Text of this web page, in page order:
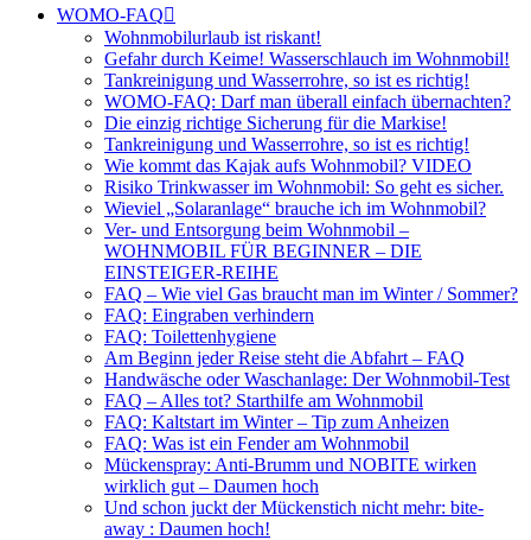
WOMO-FAQ
Wohnmobilurlaub ist riskant!
Gefahr durch Keime! Wasserschlauch im Wohnmobil!
Tankreinigung und Wasserrohre, so ist es richtig!
WOMO-FAQ: Darf man überall einfach übernachten?
Die einzig richtige Sicherung für die Markise!
Tankreinigung und Wasserrohre, so ist es richtig!
Wie kommt das Kajak aufs Wohnmobil? VIDEO
Risiko Trinkwasser im Wohnmobil: So geht es sicher.
Wieviel „Solaranlage“ brauche ich im Wohnmobil?
Ver- und Entsorgung beim Wohnmobil –
WOHNMOBIL FÜR BEGINNER – DIE
EINSTEIGER-REIHE
FAQ – Wie viel Gas braucht man im Winter / Sommer?
FAQ: Eingraben verhindern
FAQ: Toilettenhygiene
Am Beginn jeder Reise steht die Abfahrt – FAQ
Handwäsche oder Waschanlage: Der Wohnmobil-Test
FAQ – Alles tot? Starthilfe am Wohnmobil
FAQ: Kaltstart im Winter – Tip zum Anheizen
FAQ: Was ist ein Fender am Wohnmobil
Mückenspray: Anti-Brumm und NOBITE wirken
wirklich gut – Daumen hoch
Und schon juckt der Mückenstich nicht mehr: bite-
away : Daumen hoch!